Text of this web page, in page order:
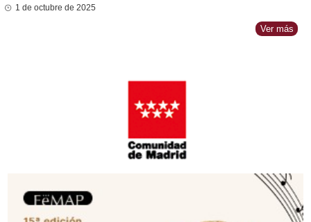
1 de octubre de 2025
Ver más